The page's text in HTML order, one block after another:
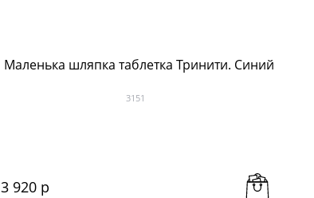
Маленька шляпка таблетка Тринити. Синий
3151
3 920 р